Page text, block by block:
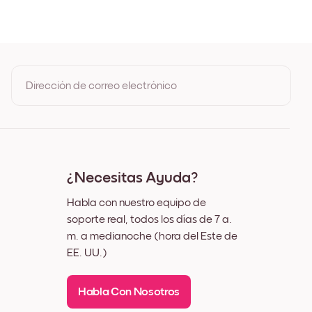
Dirección de correo electrónico
¿Necesitas Ayuda?
Habla con nuestro equipo de
soporte real, todos los días de 7 a.
m. a medianoche (hora del Este de
EE. UU.)
Habla Con Nosotros